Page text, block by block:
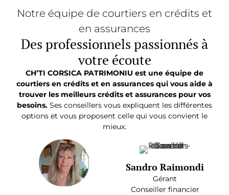
Notre équipe de courtiers en crédits et
en assurances
Des professionnels passionnés à
votre écoute
CH’TI CORSICA PATRIMONIU est une équipe de
courtiers en crédits et en assurances qui vous aide à
trouver les meilleurs crédits et assurances pour vos
besoins. Ses conseillers vous expliquent les différentes
options et vous proposent celle qui vous convient le
mieux.
Sandro Raimondi
Gérant
Conseiller financier